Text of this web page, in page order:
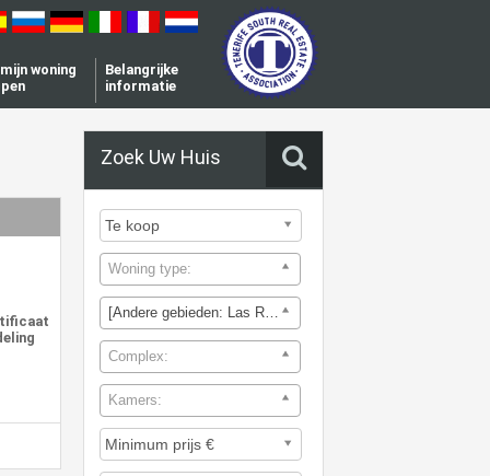
woning
Belangrijke
informatie
Zoek Uw Huis
Woning type:
[Andere gebieden: Las Rosas]
Complex:
Kamers: